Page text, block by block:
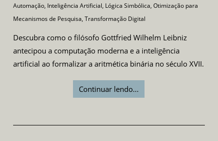
Automação, Inteligência Artificial, Lógica Simbólica, Otimização para
Mecanismos de Pesquisa, Transformação Digital
Descubra como o filósofo Gottfried Wilhelm Leibniz
antecipou a computação moderna e a inteligência
artificial ao formalizar a aritmética binária no século XVII.
Continuar lendo...